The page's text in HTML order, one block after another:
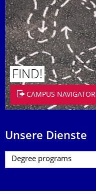
FIND!
CAMPUS NAVIGATOR
Unsere Dienste